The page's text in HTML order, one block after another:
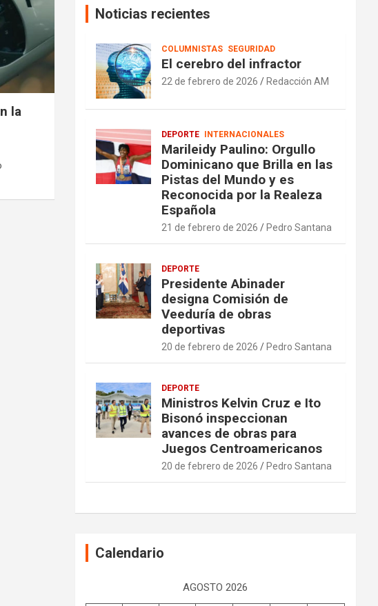
la
Noticias recientes
COLUMNISTAS SEGURIDAD
El cerebro del infractor
22 de febrero de 2026 Redacción AM
DEPORTE INTERNACIONALES
Marileidy Paulino: Orgullo
Dominicano que Brilla en las
Pistas del Mundo y es
Reconocida por la Realeza
Española
21 de febrero de 2026 Pedro Santana
DEPORTE
Presidente Abinader
designa Comisión de
Veeduría de obras
deportivas
20 de febrero de 2026 Pedro Santana
DEPORTE
Ministros Kelvin Cruz e Ito
Bisonó inspeccionan
avances de obras para
Juegos Centroamericanos
20 de febrero de 2026 Pedro Santana
Calendario
AGOSTO 2026